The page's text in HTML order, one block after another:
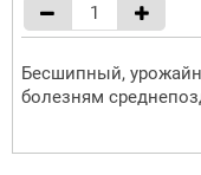
Бесшипный,
болезням